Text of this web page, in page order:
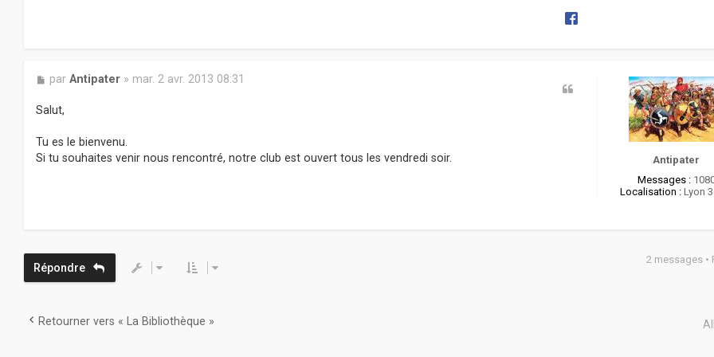
Antipater
Messages :
Localisation :Lyon
M
s
s
g
e
par Antipater» mar. 2 avr. 2013 08:31
Salut,
Tu es le bienvenu.
Si tu souhaites venir nous rencontré, notre club est ouvert tous les vendredi soir.
Répondre
2 messages •
Retourner vers « La Bibliothèque »